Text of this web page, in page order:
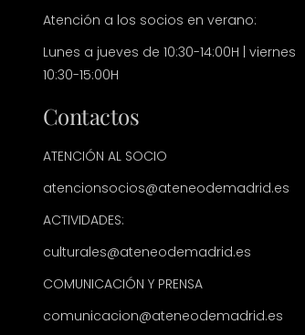
Atención a los socios en verano:
Lunes a jueves de 10:30-14:00H | viernes
10:30-15:00H
Contactos
ATENCIÓN AL SOCIO
atencionsocios@ateneodemadrid.es
ACTIVIDADES:
culturales@ateneodemadrid.es
COMUNICACIÓN Y PRENSA
comunicacion@ateneodemadrid.es